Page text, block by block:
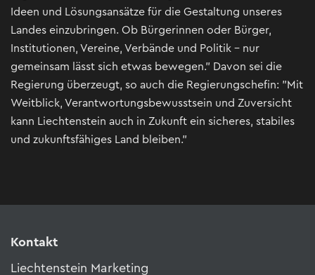
Ideen und Lösungsansätze für die Gestaltung unseres
Landes einzubringen. Ob Bürgerinnen oder Bürger,
Institutionen, Vereine, Verbände und Politik - nur
gemeinsam lässt sich etwas bewegen." Davon sei die
Regierung überzeugt, so auch die Regierungschefin: "Mit
Weitblick, Verantwortungsbewusstsein und Zuversicht
kann Liechtenstein auch in Zukunft ein sicheres, stabiles
und zukunftsfähiges Land bleiben."
Kontakt
Liechtenstein Marketing